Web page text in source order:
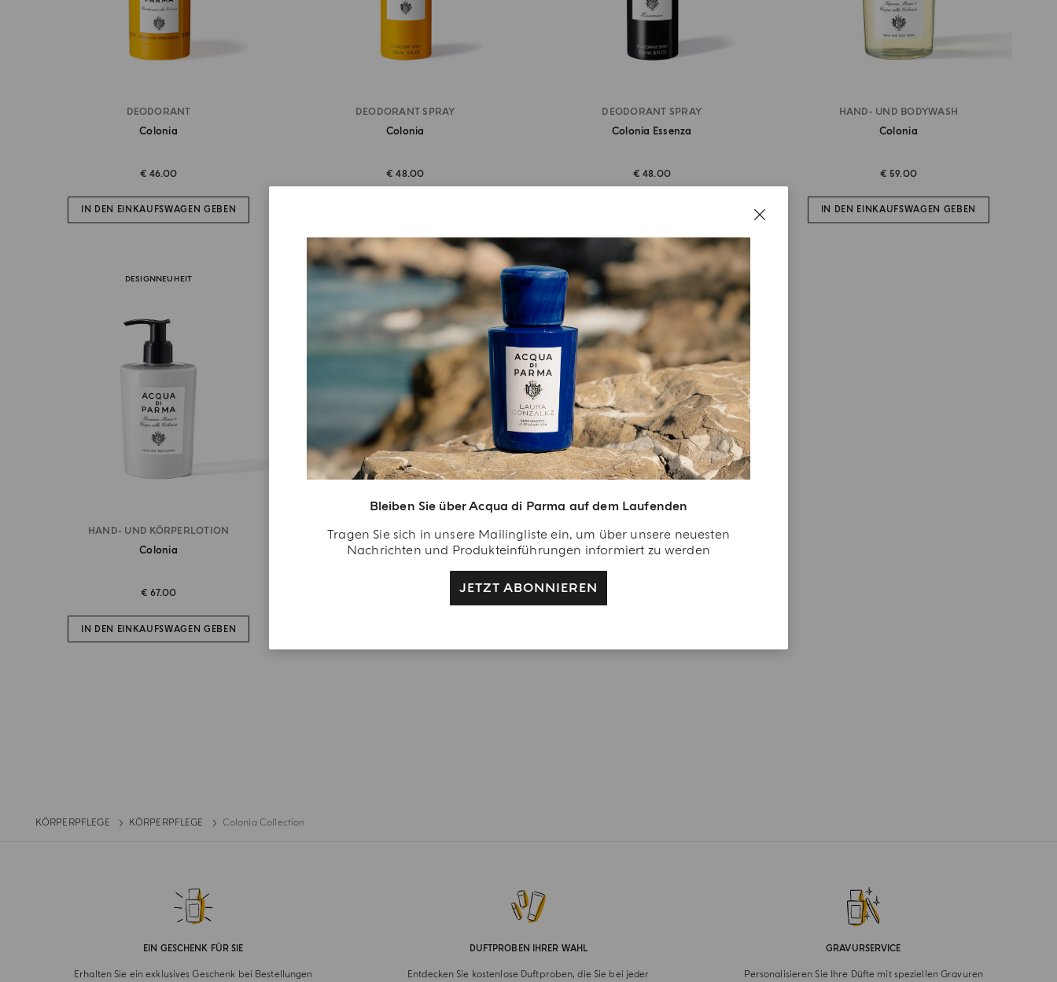
Bleiben Sie über Acqua di Parma auf dem Laufenden
Tragen Sie sich in unsere Mailingliste ein, um über unsere neuesten
Nachrichten und Produkteinführungen informiert zu werden
JETZT ABONNIEREN
DEODORANT
Colonia
€ 46.00
IN DEN EINKAUFSWAGEN GEBEN
DEODORANT SPRAY
Colonia
€ 48.00
DEODORANT SPRAY
Colonia Essenza
€ 48.00
HAND- UND BODYWASH
Colonia
€ 59.00
IN DEN EINKAUFSWAGEN GEBEN
DESIGNNEUHEIT
HAND- UND KÖRPERLOTION
Colonia
€ 67.00
IN DEN EINKAUFSWAGEN GEBEN
KÖRPERPFLEGE KÖRPERPFLEGE Colonia Collection
EIN GESCHENK FÜR SIE
Erhalten Sie ein exklusives Geschenk bei Bestellungen
DUFTPROBEN IHRER WAHL
Entdecken Sie kostenlose Duftproben, die Sie bei jeder
GRAVURSERVICE
Personalisieren Sie Ihre Düfte mit speziellen Gravuren